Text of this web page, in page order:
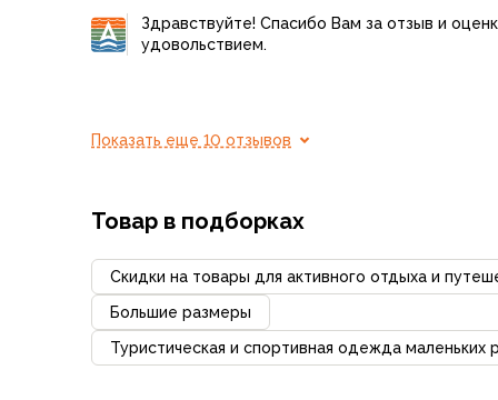
Неопреновые перчатки
Полуперчатки
Маски, подшлемники
Кепки и бейсболки
Панамы
Носки
Для треккинга
Носки для бега
Здравствуйте! Спасибо Вам за отзыв и
удовольствием.
Показать еще 10 отзывов
Товар в подборках
Скидки на товары для активного отдыха и
Большие размеры
Туристическая и спортивная одежда маленьких